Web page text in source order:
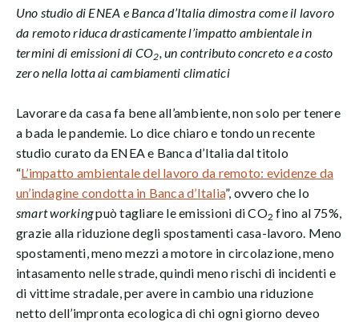
Uno studio di ENEA e Banca d’Italia dimostra come il lavoro
da remoto riduca drasticamente l’impatto ambientale in
termini di emissioni di CO2, un contributo concreto e a costo
zero nella lotta ai cambiamenti climatici
Lavorare da casa fa bene all’ambiente, non solo per tenere
a bada le pandemie. Lo dice chiaro e tondo un recente
studio curato da ENEA e Banca d’Italia dal titolo
“L’impatto ambientale del lavoro da remoto: evidenze da
un’indagine condotta in Banca d’Italia”, ovvero che lo
smart workingpuò tagliare le emissioni di CO2 fino al 75%,
grazie alla riduzione degli spostamenti casa-lavoro. Meno
spostamenti, meno mezzi a motore in circolazione, meno
intasamento nelle strade, quindi meno rischi di incidenti e
di vittime stradale, per avere in cambio una riduzione
netto dell’impronta ecologica di chi ogni giorno deveo